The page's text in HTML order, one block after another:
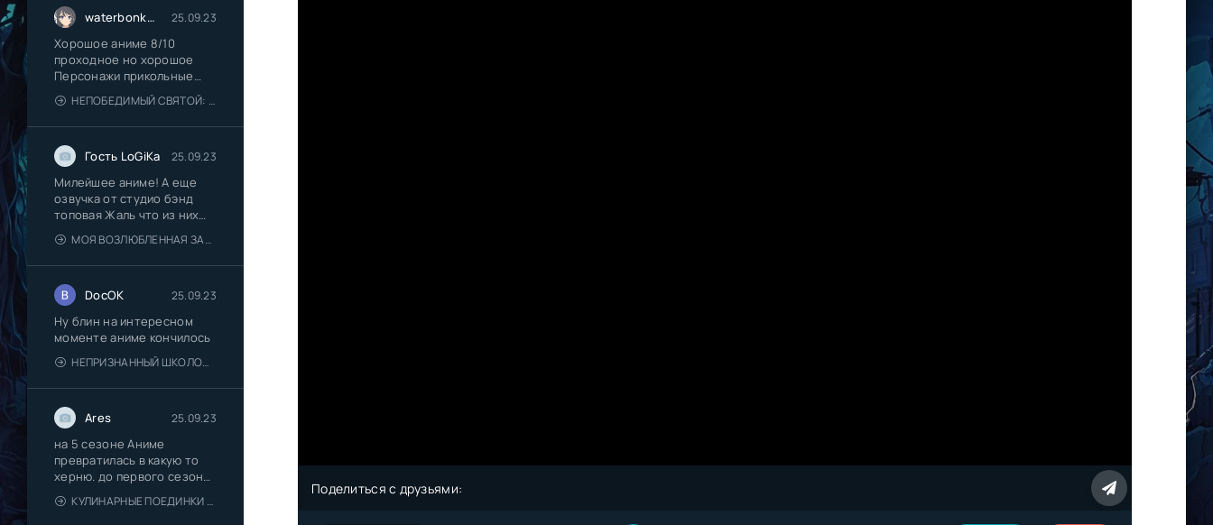
waterbonkboy 25.09.23
Хорошое аниме 8/10
проходное но хорошое
Персонажи прикольные
дядя Медведь
НЕПОБЕДИМЫЙ СВЯТОЙ: ПУТЬ, КОТОРЫМ Я ИДУ, ЧТОБЫ ВЫЖИТЬ В ДРУГОМ МИРЕ
Гость LoGiKa 25.09.23
Милейшее аниме! А еще
озвучка от студио бэнд
топовая Жаль что из них
многие
МОЯ ВОЗЛЮБЛЕННАЯ ЗАБЫЛА СВОИ ОЧКИ
DocOK 25.09.23
Ну блин на интересном
моменте аниме кончилось
НЕПРИЗНАННЫЙ ШКОЛОЙ ВЛАДЫКА ДЕМОНОВ [ТВ-2]
Ares 25.09.23
на 5 сезоне Аниме
превратилась в какую то
херню. до первого сезона
не
КУЛИНАРНЫЕ ПОЕДИНКИ СОМЫ [ТВ-5]
Поделиться с друзьями: